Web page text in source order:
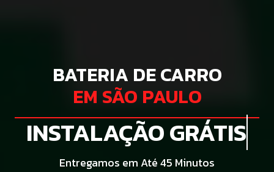
BATERIA DE CARRO
EM SÃO PAULO
INSTALAÇÃO GRÁTIS
Entregamos em Até 45 Minutos